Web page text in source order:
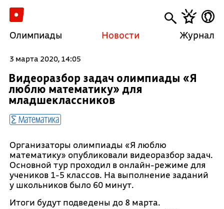
Олимпиады Новости Журнал
3 марта 2020, 14:05
Видеоразбор задач олимпиады «Я
люблю математику» для
младшеклассников
Математика
Организаторы олимпиады «Я люблю
математику» опубликовали видеоразбор задач.
Основной тур проходил в онлайн-режиме для
учеников 1-5 классов. На выполнение заданий
у школьников было 60 минут.
Итоги будут подведены до 8 марта.